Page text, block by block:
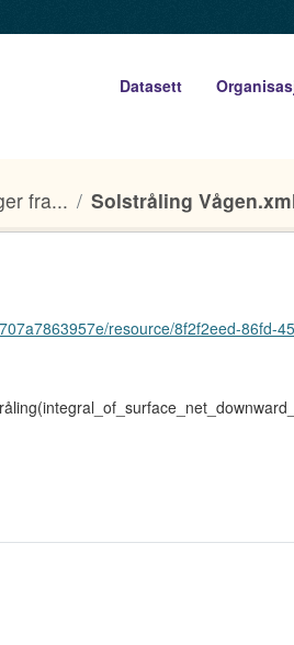
Datasett
fra... Solstråling
resource/8f2f2eed-86fd-